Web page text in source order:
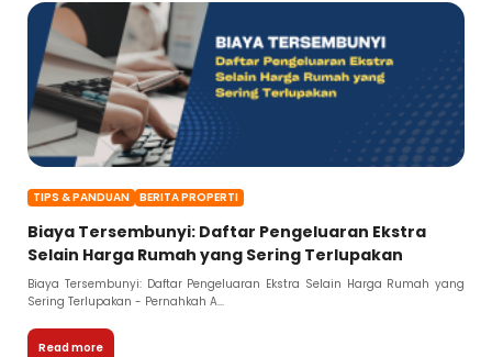
TIPS & PANDUAN BERITA PROPERTI
Biaya Tersembunyi: Daftar Pengeluaran Ekstra
Selain Harga Rumah yang Sering Terlupakan
Biaya Tersembunyi: Daftar Pengeluaran Ekstra Selain Harga Rumah yang
Sering Terlupakan - Pernahkah A...
Read more